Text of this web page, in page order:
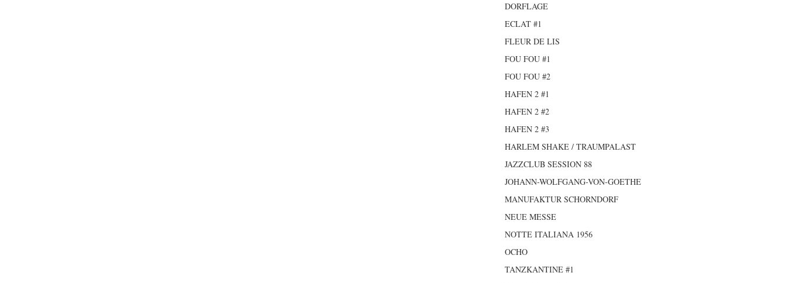
DORFLAGE
ECLAT #1
FLEUR DE LIS
FOU FOU #1
FOU FOU #2
HAFEN 2 #1
HAFEN 2 #2
HAFEN 2 #3
HARLEM SHAKE / TRAUMPALAST
JAZZCLUB SESSION 88
JOHANN-WOLFGANG-VON-GOETHE
MANUFAKTUR SCHORNDORF
NEUE MESSE
NOTTE ITALIANA 1956
OCHO
TANZKANTINE #1